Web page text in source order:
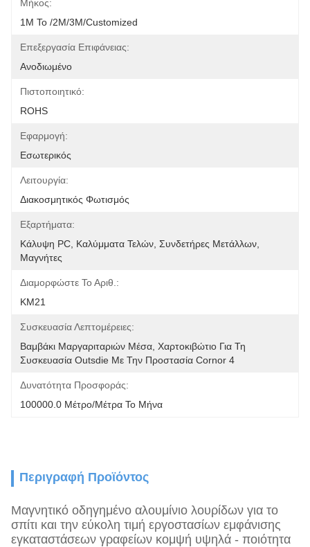
Μήκος:
1M Το /2M/3M/customized
Επεξεργασία Επιφάνειας:
Ανοδιωμένο
Πιστοποιητικό:
ROHS
Εφαρμογή:
Εσωτερικός
Λειτουργία:
Διακοσμητικός Φωτισμός
Εξαρτήματα:
Κάλυψη PC, Καλύμματα Τελών, Συνδετήρες Μετάλλων,
Μαγνήτες
Διαμορφώστε Το Αριθ.:
KM21
Συσκευασία Λεπτομέρειες:
Βαμβάκι Μαργαριταριών Μέσα, Χαρτοκιβώτιο Για Τη
Συσκευασία Outsdie Με Την Προστασία Cornor 4
Δυνατότητα Προσφοράς:
100000.0 Μέτρο/μέτρα Το Μήνα
Περιγραφή Προϊόντος
Μαγνητικό οδηγημένο αλουμίνιο λουρίδων για το
σπίτι και την εύκολη τιμή εργοστασίων εμφάνισης
εγκαταστάσεων γραφείων κομψή υψηλά - ποιότητα